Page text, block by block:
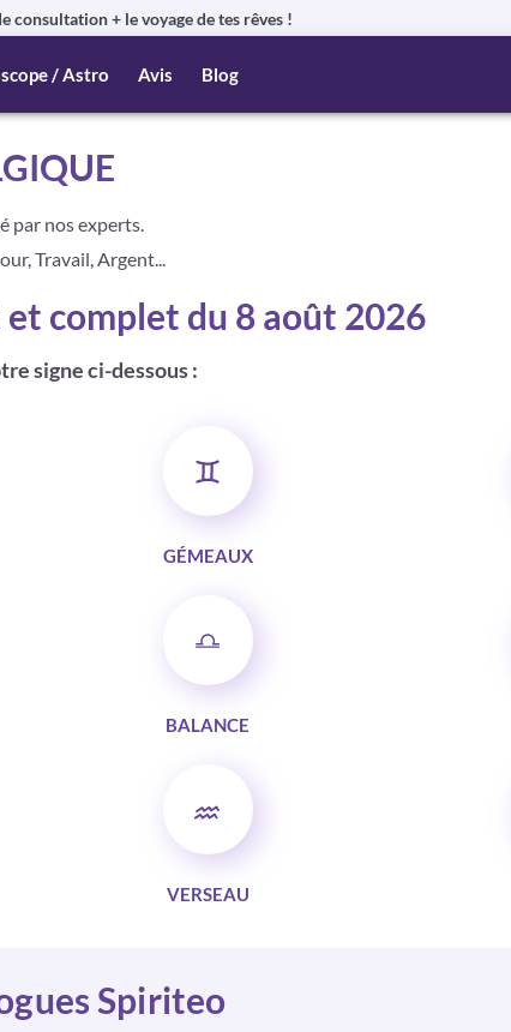
consultation + le voyage de tes rêves !
/ Astro Avis Blog
par nos experts.
Travail, Argent...
complet du 8 août 2026
signe ci-dessous :
GÉMEAUX
BALANCE
VERSEAU
Spiriteo